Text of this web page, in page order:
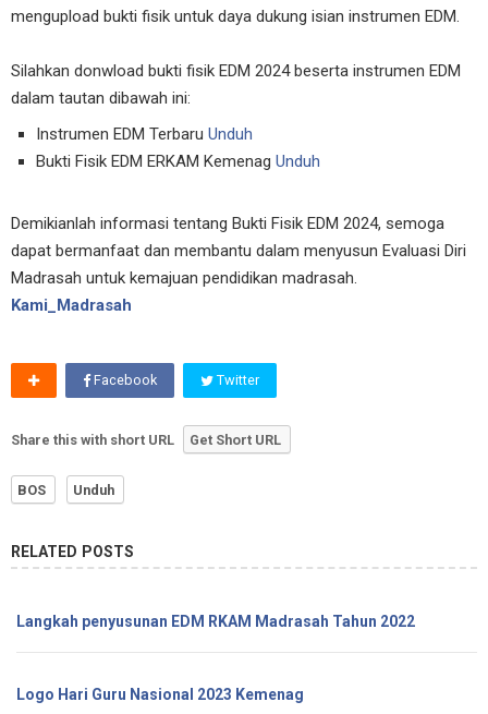
mengupload bukti fisik untuk daya dukung isian instrumen EDM.
Silahkan donwload bukti fisik EDM 2024 beserta instrumen EDM
dalam tautan dibawah ini:
Instrumen EDM Terbaru Unduh
Bukti Fisik EDM ERKAM Kemenag Unduh
Demikianlah informasi tentang Bukti Fisik EDM 2024, semoga
dapat bermanfaat dan membantu dalam menyusun Evaluasi Diri
Madrasah untuk kemajuan pendidikan madrasah.
Kami_Madrasah
Facebook Twitter
Share this with short URL Get Short URL
BOS Unduh
RELATED POSTS
Langkah penyusunan EDM RKAM Madrasah Tahun 2022
Logo Hari Guru Nasional 2023 Kemenag